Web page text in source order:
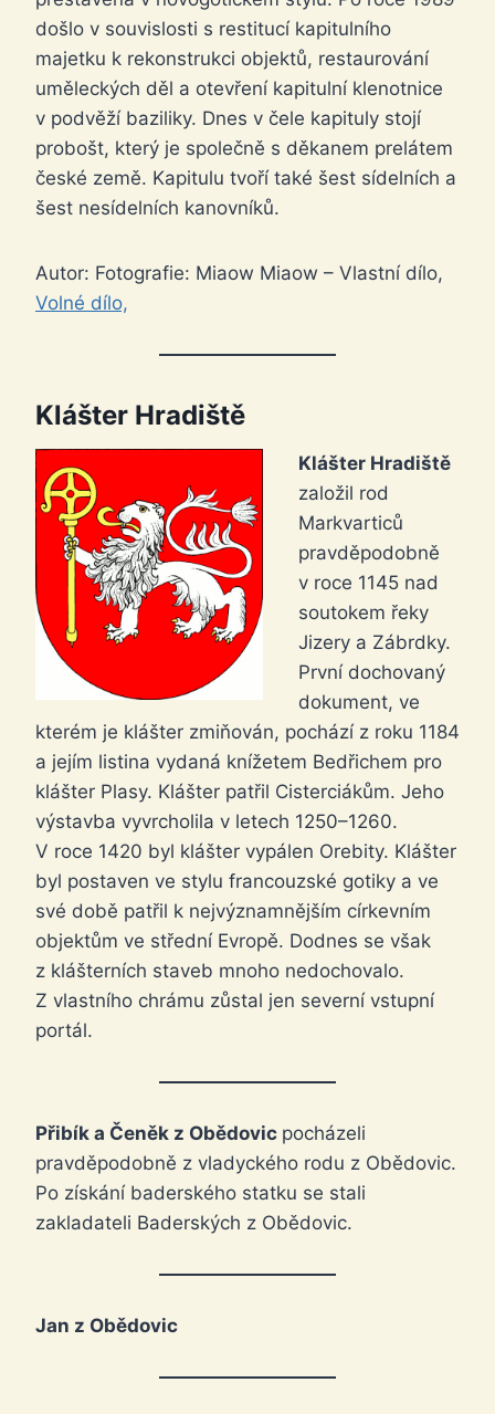
došlo v souvislosti s restitucí kapitulního
majetku k rekonstrukci objektů, restaurování
uměleckých děl a otevření kapitulní klenotnice
v podvěží baziliky. Dnes v čele kapituly stojí
probošt, který je společně s děkanem prelátem
české země. Kapitulu tvoří také šest sídelních a
šest nesídelních kanovníků.
Autor: Fotografie: Miaow Miaow – Vlastní dílo,
Volné dílo,
Klášter Hradiště
Klášter Hradiště
založil rod
Markvarticů
pravděpodobně
v roce 1145 nad
soutokem řeky
Jizery a Zábrdky.
První dochovaný
dokument, ve
kterém je klášter zmiňován, pochází z roku 1184
a jejím listina vydaná knížetem Bedřichem pro
klášter Plasy. Klášter patřil Cisterciákům. Jeho
výstavba vyvrcholila v letech 1250–1260.
V roce 1420 byl klášter vypálen Orebity. Klášter
byl postaven ve stylu francouzské gotiky a ve
své době patřil k nejvýznamnějším církevním
objektům ve střední Evropě. Dodnes se však
z klášterních staveb mnoho nedochovalo.
Z vlastního chrámu zůstal jen severní vstupní
portál.
Přibík a Čeněk z Obědovic pocházeli
pravděpodobně z vladyckého rodu z Obědovic.
Po získání baderského statku se stali
zakladateli Baderských z Obědovic.
Jan z Obědovic